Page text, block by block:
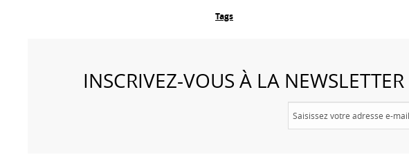
Tags
INSCRIVEZ-VOUS À LA NEWSLETTER